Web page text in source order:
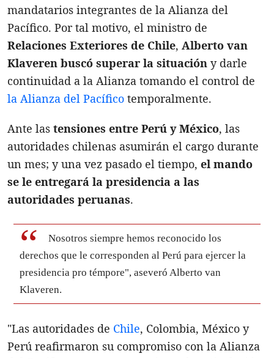
mandatarios integrantes de la Alianza del
Pacífico. Por tal motivo, el ministro de
Relaciones Exteriores de Chile, Alberto van
Klaveren buscó superar la situación y darle
continuidad a la Alianza tomando el control de
la Alianza del Pacífico temporalmente.
Ante las tensiones entre Perú y México, las
autoridades chilenas asumirán el cargo durante
un mes; y una vez pasado el tiempo, el mando
se le entregará la presidencia a las
autoridades peruanas.
Nosotros siempre hemos reconocido los
derechos que le corresponden al Perú para ejercer la
presidencia pro témpore", aseveró Alberto van
Klaveren.
"Las autoridades de Chile, Colombia, México y
Perú reafirmaron su compromiso con la Alianza